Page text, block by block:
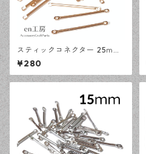
スティックコネクター 25ｍｍ
上下カン KCゴールド 100本
メタルバー デザインパーツ
【en工房】
¥280